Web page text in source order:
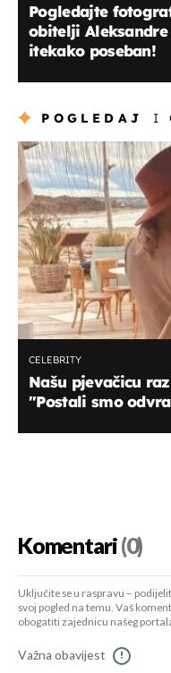
Pogledajte
obitelji
itekako poseban!
POGLEDAJ I
CELEBRITY
Našu pjevačicu
"Postali smo
Komentari(0)
Uključite se u raspravu –
svoj pogled na temu. Vaš
obogatiti zajednicu našeg
Važna obavijest !